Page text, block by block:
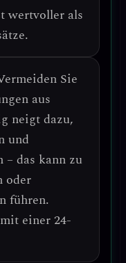
wertvoller als
Sie
aus
neigt dazu,
und
– das kann zu
oder
führen.
einer 24-